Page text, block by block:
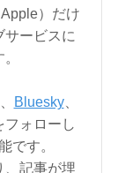
）だけ
サービスに
、 Bluesky、
フォローし
です。
、記事が埋